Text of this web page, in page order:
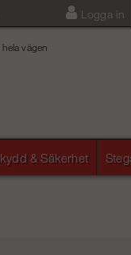
Logga in
vägen
& Säkerhet